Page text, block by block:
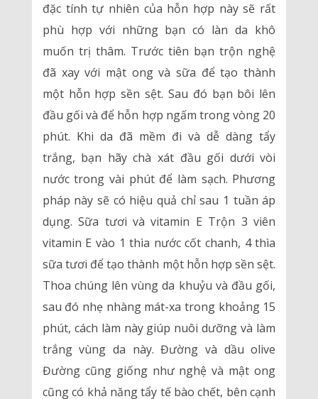
đặc tính tự nhiên của hỗn hợp này sẽ rất
phù hợp với những bạn có làn da khô
muốn trị thâm. Trước tiên bạn trộn nghệ
đã xay với mật ong và sữa để tạo thành
một hỗn hợp sền sệt. Sau đó bạn bôi lên
đầu gối và để hỗn hợp ngấm trong vòng 20
phút. Khi da đã mềm đi và dễ dàng tẩy
trắng, bạn hãy chà xát đầu gối dưới vòi
nước trong vài phút để làm sạch. Phương
pháp này sẽ có hiệu quả chỉ sau 1 tuần áp
dụng. Sữa tươi và vitamin E Trộn 3 viên
vitamin E vào 1 thìa nước cốt chanh, 4 thìa
sữa tươi để tạo thành một hỗn hợp sền sệt.
Thoa chúng lên vùng da khuỷu và đầu gối,
sau đó nhẹ nhàng mát-xa trong khoảng 15
phút, cách làm này giúp nuôi dưỡng và làm
trắng vùng da này. Đường và dầu olive
Đường cũng giống như nghệ và mật ong
cũng có khả năng tẩy tế bào chết, bên cạnh